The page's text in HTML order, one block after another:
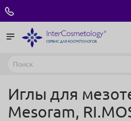
Иглы для
Mesoram,